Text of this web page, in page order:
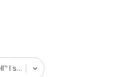
stehleuchte kaiser idell™ | schwarz matt